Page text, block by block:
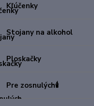
Kľúčenky
Stojany na alkohol
Ploskačky
Pre zosnulých🕯️